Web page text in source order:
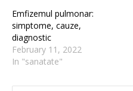
Emfizemul pulmonar:
simptome, cauze,
diagnostic
February 11, 2022
In "sanatate"